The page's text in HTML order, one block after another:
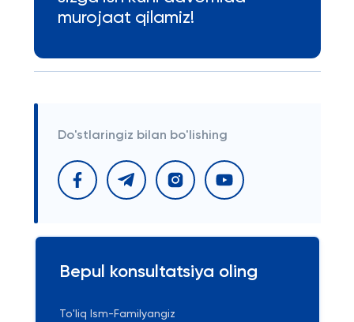
murojaat qilamiz!
Do'stlaringiz bilan bo'lishing
Bepul konsultatsiya oling
To'liq Ism-Familyangiz